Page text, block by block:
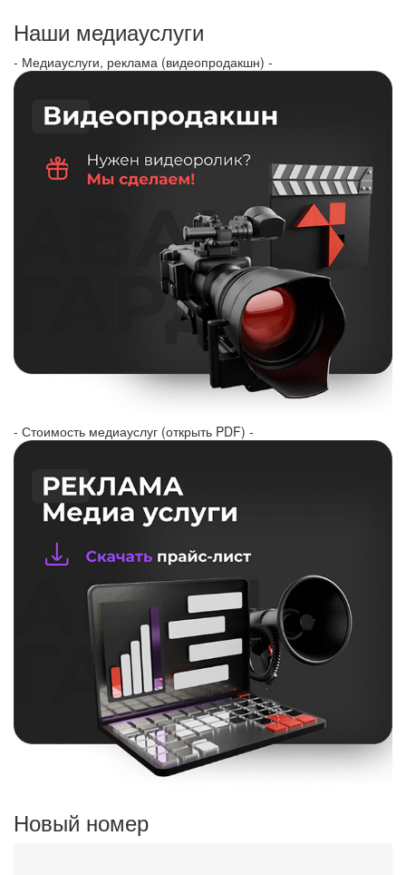
Наши медиауслуги
- Медиауслуги, реклама (видеопродакшн) -
- Стоимость медиауслуг (открыть PDF) -
Новый номер